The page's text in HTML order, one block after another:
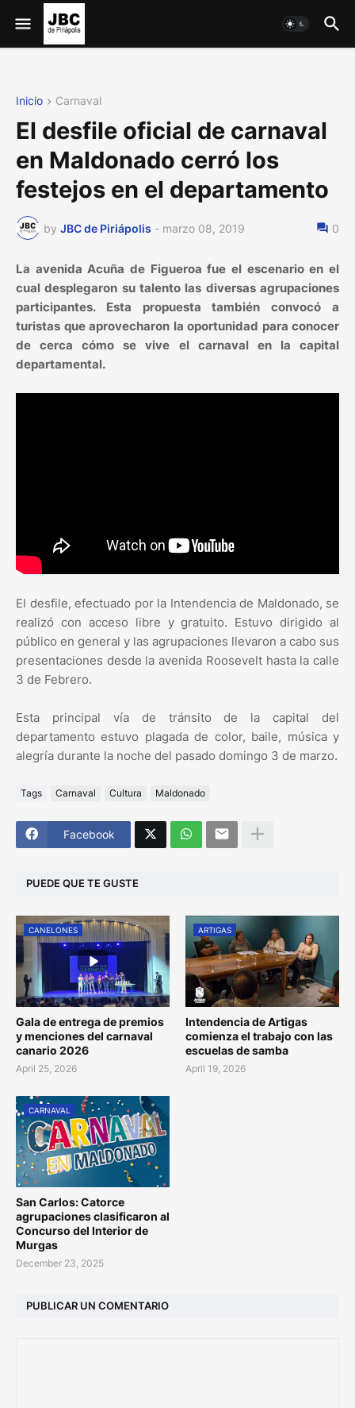
Inicio Carnaval
El desfile oficial de carnaval
en Maldonado cerró los
festejos en el departamento
by JBC de Piriápolis - marzo 08, 2019 0
La avenida Acuña de Figueroa fue el escenario en el
cual desplegaron su talento las diversas agrupaciones
participantes. Esta propuesta también convocó a
turistas que aprovecharon la oportunidad para conocer
de cerca cómo se vive el carnaval en la capital
departamental.
El desfile, efectuado por la Intendencia de Maldonado, se
realizó con acceso libre y gratuito. Estuvo dirigido al
público en general y las agrupaciones llevaron a cabo sus
presentaciones desde la avenida Roosevelt hasta la calle
3 de Febrero.
Esta principal vía de tránsito de la capital del
departamento estuvo plagada de color, baile, música y
alegría durante la noche del pasado domingo 3 de marzo.
Tags Carnaval Cultura Maldonado
Facebook
PUEDE QUE TE GUSTE
CANELONES
Gala de entrega de premios
y menciones del carnaval
canario 2026
April 25, 2026
ARTIGAS
Intendencia de Artigas
comienza el trabajo con las
escuelas de samba
April 19, 2026
CARNAVAL
San Carlos: Catorce
agrupaciones clasificaron al
Concurso del Interior de
Murgas
December 23, 2025
PUBLICAR UN COMENTARIO